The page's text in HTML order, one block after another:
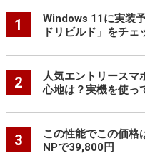
1
Windows 11に実装
ドリビルド」をチェ
2
人気エントリース
心地は？実機を使っ
3
この性能でこの価
NPで39,800円